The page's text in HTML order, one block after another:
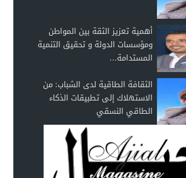
أهمية تعزيز الثقة بين المواطن
ومؤسسات الدولة و تحقيق التنمية
المستدامة...
الثقافة الطاقية لدى الشباب: من
الاستهلاك إلى تطبيقات الذكاء
الطاقي النسقي